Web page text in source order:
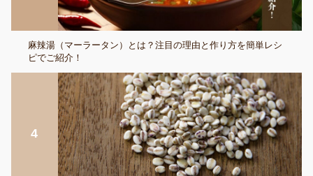
麻辣湯（マーラータン）とは？注目の理由と作り方を簡単レシ
ピでご紹介！